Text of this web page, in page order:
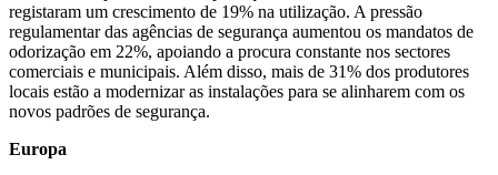
registaram um crescimento de 19% na utilização. A pressão
regulamentar das agências de segurança aumentou os mandatos de
odorização em 22%, apoiando a procura constante nos sectores
comerciais e municipais. Além disso, mais de 31% dos produtores
locais estão a modernizar as instalações para se alinharem com os
novos padrões de segurança.
Europa